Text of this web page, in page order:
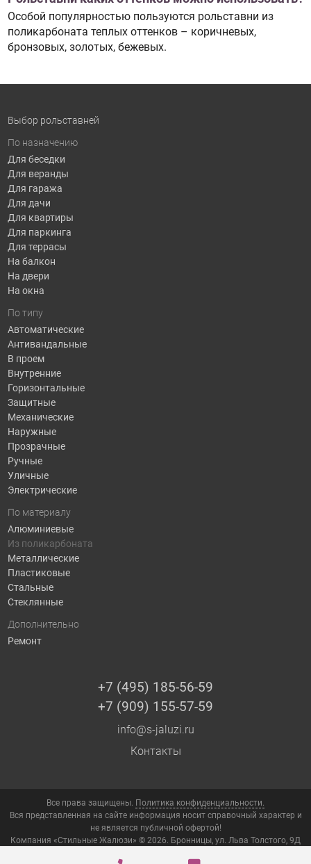
Особой популярностью пользуются рольставни из
поликарбоната теплых оттенков – коричневых,
бронзовых, золотых, бежевых.
Выбор рольставней
По назначению
Для беседки
Для веранды
Для гаража
Для дачи
Для квартиры
Для паркинга
Для террасы
На балкон
На двери
На окна
По типу
Автоматические
Антивандальные
В проем
Внутренние
Горизонтальные
Защитные
Механические
Наружные
Прозрачные
Ручные
Уличные
Электрические
По материалу
Алюминиевые
Из поликарбоната
Металлические
Пластиковые
Стальные
Стеклянные
Дополнительно
Ремонт
+7 (495) 185-56-59
+7 (909) 155-57-59
info@s-jaluzi.ru
Контакты
Все права защищены. Политика конфиденциальности.
Вся представленная на сайте информация носит справочный характер и
не является публичной офертой!
Компания «Стильные Жалюзи» © 2026. Бронницы, ул. Льва Толстого, 9Д